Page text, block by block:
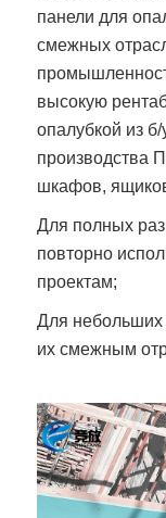
панели для
смежных
высокую
опалубкой из
производства
шкафов,
Для полных
повторно
проектам;
Для небольших
их смежным